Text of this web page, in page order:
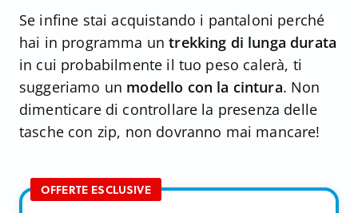
Se infine stai acquistando i pantaloni perché
hai in programma untrekking di lunga durata
in cui probabilmente il tuo peso calerà, ti
suggeriamo un modello con la cintura. Non
dimenticare di controllare la presenza delle
tasche con zip, non dovranno mai mancare!
OFFERTE ESCLUSIVE